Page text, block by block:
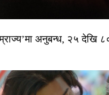
अनुबन्ध, २५ देखि